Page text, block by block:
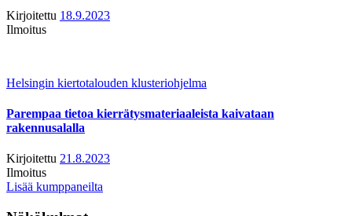
Kirjoitettu 18.9.2023
Ilmoitus
Helsingin kiertotalouden klusteriohjelma
Parempaa tietoa kierrätysmateriaaleista kaivataan
rakennusalalla
Kirjoitettu 21.8.2023
Ilmoitus
Lisää kumppaneilta